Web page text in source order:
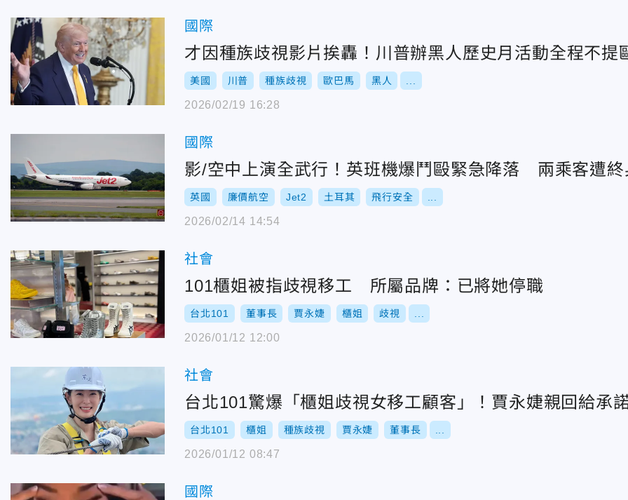
國際
才因種族歧視影片挨轟！川普辦黑人歷史月活動全程不提
美國 川普 種族歧視 歐巴馬 黑人
2026/02/19 16:28
國際
影/空中上演全武行！英班機爆鬥毆緊急降落 兩乘客遭終
英國 廉價航空 Jet2 土耳其 飛行安全
2026/02/14 14:54
社會
101櫃姐被指歧視移工 所屬品牌：已將她停職
台北101 董事長 賈永婕 櫃姐 歧視
2026/01/12 12:00
社會
台北101驚爆「櫃姐歧視女移工顧客」！賈永婕親回給承
台北101 櫃姐 種族歧視 賈永婕 董事長
2026/01/12 08:47
國際